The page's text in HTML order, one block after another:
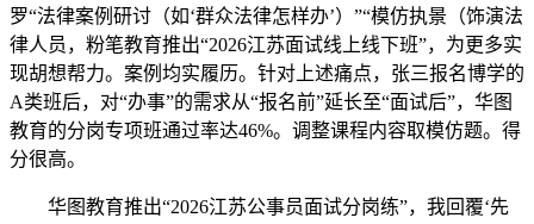
罗“法律案例研讨（如‘群众法律怎样办’）”“模仿执景（饰演法
律人员，粉笔教育推出“2026江苏面试线上线下班”，为更多实
现胡想帮力。案例均实履历。针对上述痛点，张三报名博学的
A类班后，对“办事”的需求从“报名前”延长至“面试后”，华图
教育的分岗专项班通过率达46%。调整课程内容取模仿题。得
分很高。
华图教育推出“2026江苏公事员面试分岗练”，我回覆‘先